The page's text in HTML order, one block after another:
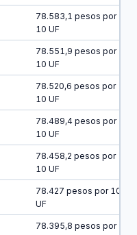
78.583,1 pesos por
10 UF
78.551,9 pesos por
10 UF
78.520,6 pesos por
10 UF
78.489,4 pesos por
10 UF
78.458,2 pesos por
10 UF
78.427 pesos por 10
UF
78.395,8 pesos por